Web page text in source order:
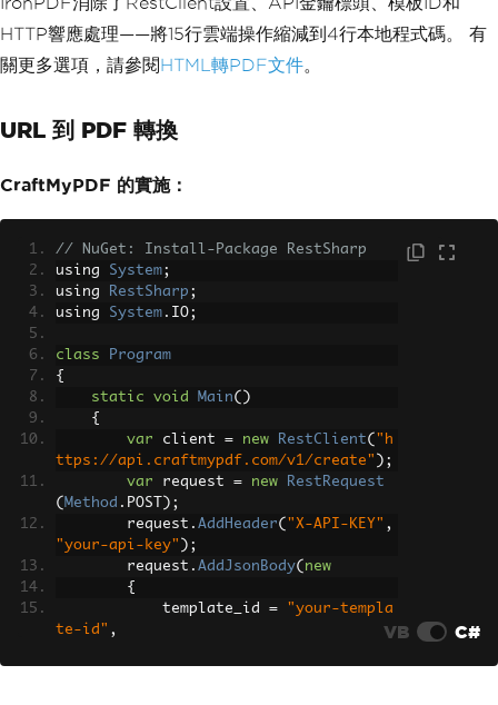
HTTP響應處理——將15行雲端操作縮減到4行本地程式碼。 有
關更多選項，請參閱HTML轉PDF文件。
URL 到 PDF 轉換
CraftMyPDF 的實施：
// NuGet: Install-Package RestSharp
using System;
using
RestSharp ;
using System . IO;
class
Program
{
static
void Main()
{
var client = new RestClient( "h
ttps://api.craftmypdf.com/v1/create" );
var request = new
RestRequest
( Method . POST
);
        request
. AddHeader( "X-API-KEY" ,
"your-api-key" );
        request
. AddJsonBody( new
{
            template_id
=
"your-templa
te-id" ,
VB C#